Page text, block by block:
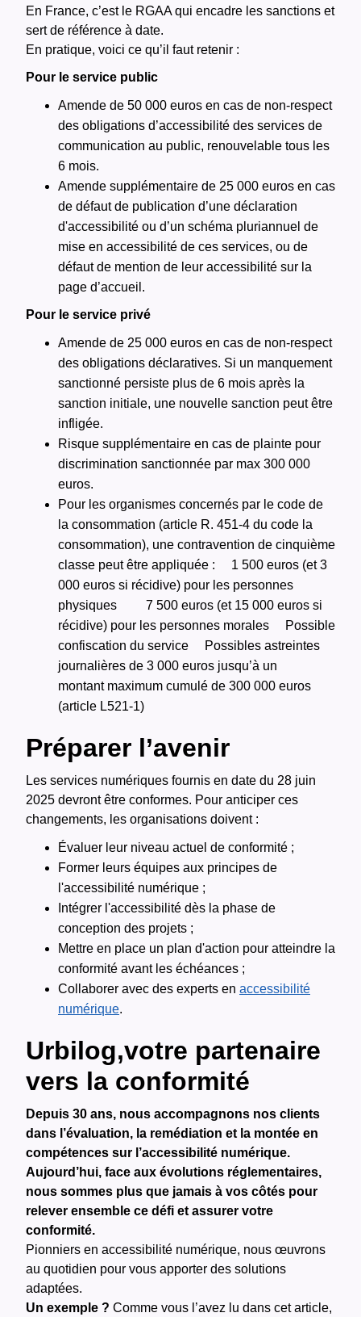
En France, c’est le RGAA qui encadre les sanctions et
sert de référence à date.
En pratique, voici ce qu’il faut retenir :
Pour le service public
Amende de 50 000 euros en cas de non-respect
des obligations d’accessibilité des services de
communication au public, renouvelable tous les
6 mois.
Amende supplémentaire de 25 000 euros en cas
de défaut de publication d’une déclaration
d'accessibilité ou d’un schéma pluriannuel de
mise en accessibilité de ces services, ou de
défaut de mention de leur accessibilité sur la
page d’accueil.
Pour le service privé
Amende de 25 000 euros en cas de non-respect
des obligations déclaratives. Si un manquement
sanctionné persiste plus de 6 mois après la
sanction initiale, une nouvelle sanction peut être
infligée.
Risque supplémentaire en cas de plainte pour
discrimination sanctionnée par max 300 000
euros.
Pour les organismes concernés par le code de
la consommation (article R. 451-4 du code la
consommation), une contravention de cinquième
classe peut être appliquée : 1 500 euros (et 3
000 euros si récidive) pour les personnes
physiques
7 500 euros (et 15 000 euros si
récidive) pour les personnes morales
Possible
confiscation du service Possibles astreintes
journalières de 3 000 euros jusqu’à un
montant maximum cumulé de 300 000 euros
(article L521-1)
Préparer l’avenir
Les services numériques fournis en date du 28 juin
2025 devront être conformes. Pour anticiper ces
changements, les organisations doivent :
Évaluer leur niveau actuel de conformité ;
Former leurs équipes aux principes de
l'accessibilité numérique ;
Intégrer l'accessibilité dès la phase de
conception des projets ;
Mettre en place un plan d'action pour atteindre la
conformité avant les échéances ;
Collaborer avec des experts en accessibilité
numérique.
Urbilog,votre partenaire
vers la conformité
Depuis 30 ans, nous accompagnons nos clients
dans l’évaluation, la remédiation et la montée en
compétences sur l’accessibilité numérique.
Aujourd’hui, face aux évolutions réglementaires,
nous sommes plus que jamais à vos côtés pour
relever ensemble ce défi et assurer votre
conformité.
Pionniers en accessibilité numérique, nous œuvrons
au quotidien pour vous apporter des solutions
adaptées.
Un exemple ? Comme vous l’avez lu dans cet article,